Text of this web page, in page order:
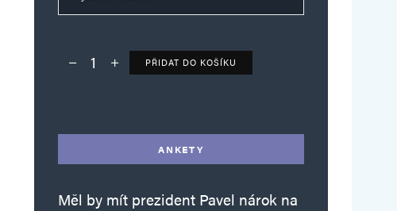
Deník TO – verze bez reklam množství
PŘIDAT DO KOŠÍKU
ANKETY
Měl by mít prezident Pavel nárok na